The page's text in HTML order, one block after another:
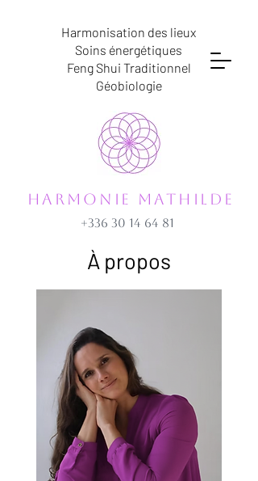
Harmonisation des lieux
Soins énergétiques
Feng Shui Traditionnel
Géobiologie
HARMONIE MATHILDE
+336 30 14 64 81
À propos